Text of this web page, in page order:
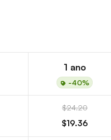
1 ano
-40%
$24.20
$19.36